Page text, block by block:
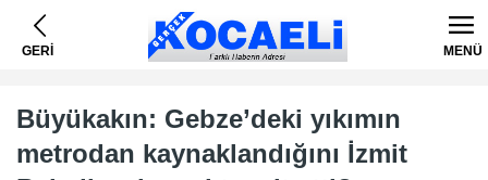
GERİ MENÜ
Büyükakın: Gebze’deki yıkımın
metrodan kaynaklandığını İzmit